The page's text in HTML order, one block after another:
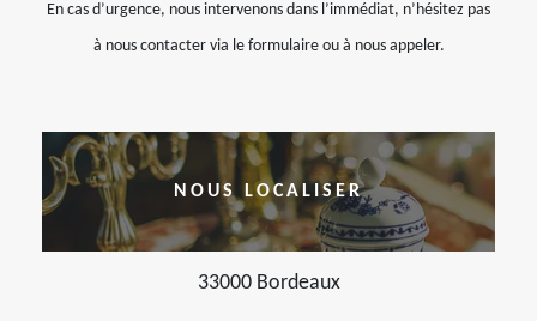
En cas d’urgence, nous intervenons dans l’immédiat, n’hésitez pas
à nous contacter via le formulaire ou à nous appeler.
NOUS LOCALISER
33000 Bordeaux